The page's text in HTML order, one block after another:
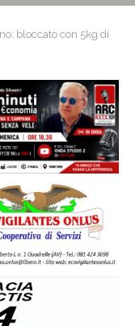
bloccato con 5kg di